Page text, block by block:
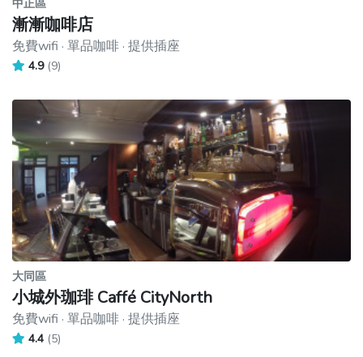
中正區
漸漸咖啡店
免費wifi · 單品咖啡 · 提供插座
4.9 (9)
大同區
小城外珈琲 Caffé CityNorth
免費wifi · 單品咖啡 · 提供插座
4.4 (5)